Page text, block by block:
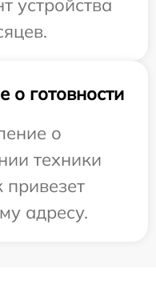
устройства
готовности
о
техники
привезет
адресу.